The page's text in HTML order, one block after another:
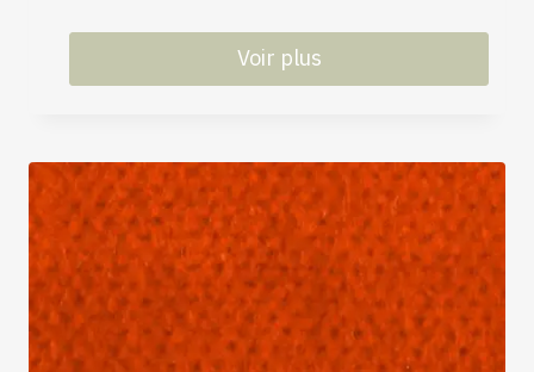
Voir plus